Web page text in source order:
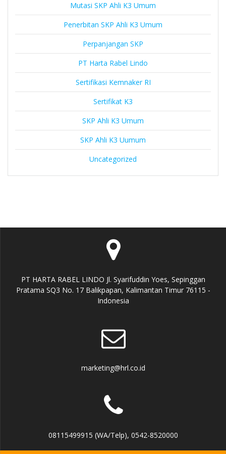
Mutasi SKP Ahli K3 Umum
Penerbitan SKP Ahli K3 Umum
Perpanjangan SKP
PT Harta Rabel Lindo
Sertifikasi Kemnaker RI
Sertifikat K3
SKP Ahli K3 Umum
SKP Ahli K3 Uumum
Uncategorized
PT HARTA RABEL LINDO Jl. Syarifuddin Yoes, Sepinggan
Pratama SQ3 No. 17 Balikpapan, Kalimantan Timur 76115 -
Indonesia
marketing@hrl.co.id
08115499915 (WA/Telp), 0542-8520000